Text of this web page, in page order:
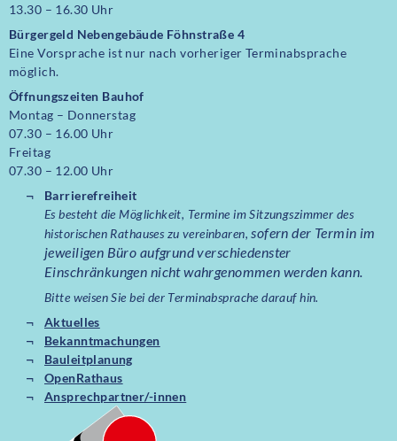
13.30 – 16.30 Uhr
Bürgergeld Nebengebäude Föhnstraße 4
Eine Vorsprache ist nur nach vorheriger Terminabsprache
möglich.
Öffnungszeiten Bauhof
Montag – Donnerstag
07.30 – 16.00 Uhr
Freitag
07.30 – 12.00 Uhr
Barrierefreiheit
Es besteht die Möglichkeit, Termine im Sitzungszimmer des
historischen Rathauses zu vereinbaren,sofern der Termin im
jeweiligen Büro aufgrund verschiedenster
Einschränkungen nicht wahrgenommen werden kann.
Bitte weisen Sie bei der Terminabsprache darauf hin.
Aktuelles
Bekanntmachungen
Bauleitplanung
OpenRathaus
Ansprechpartner/-innen